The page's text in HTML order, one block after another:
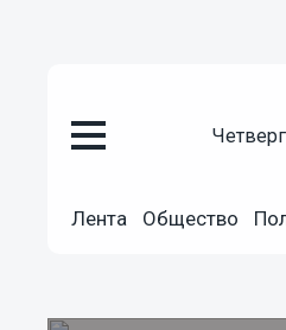
Лента Общество
XXI